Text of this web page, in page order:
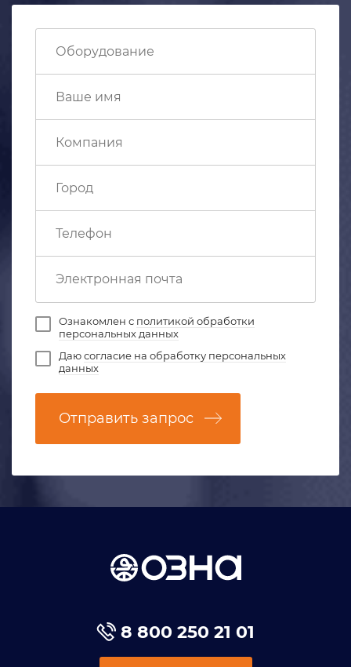
Ознакомлен с политикой обработки
персональных данных
Даюсогласие на обработку персональных
данных
Отправить запрос
8 800 250 21 01